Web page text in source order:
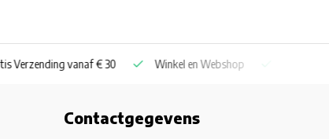
Winkel en Webshop Grootste Assortiment van Nederland &
Contactgegevens